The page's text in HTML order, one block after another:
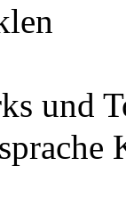
und